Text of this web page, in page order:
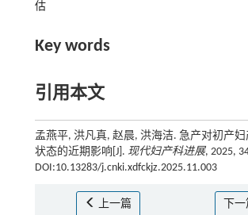
估
Key words
引用本文
孟燕平, 洪凡真, 赵晨, 洪海洁. 急产对初产
状态的近期影响[J]. 现代妇产科进展, 2025,
DOI:10.13283/j.cnki.xdfckjz.2025.11.003
上一篇 下